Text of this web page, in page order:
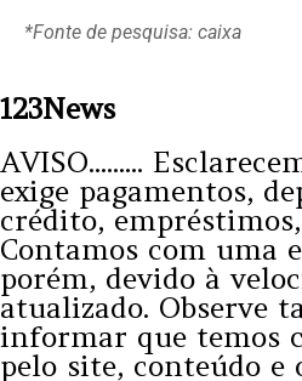
*Fonte de pesquisa: caixa
123News
AVISO.........
exige pagamentos,
crédito,
Contamos com uma
porém, devido à
atualizado. Observe
informar que temos
pelo site, conteúdo e